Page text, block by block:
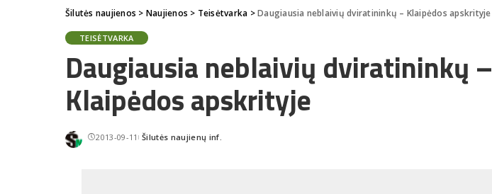
Šilutės naujienos > Naujienos > Teisėtvarka >Daugiausia neblaivių dviratininkų – Klaipėdos apskrityje
TEISĖTVARKA
Daugiausia neblaivių dviratininkų –
Klaipėdos apskrityje
2013-09-11 Posted
Šilutės naujienų inf.